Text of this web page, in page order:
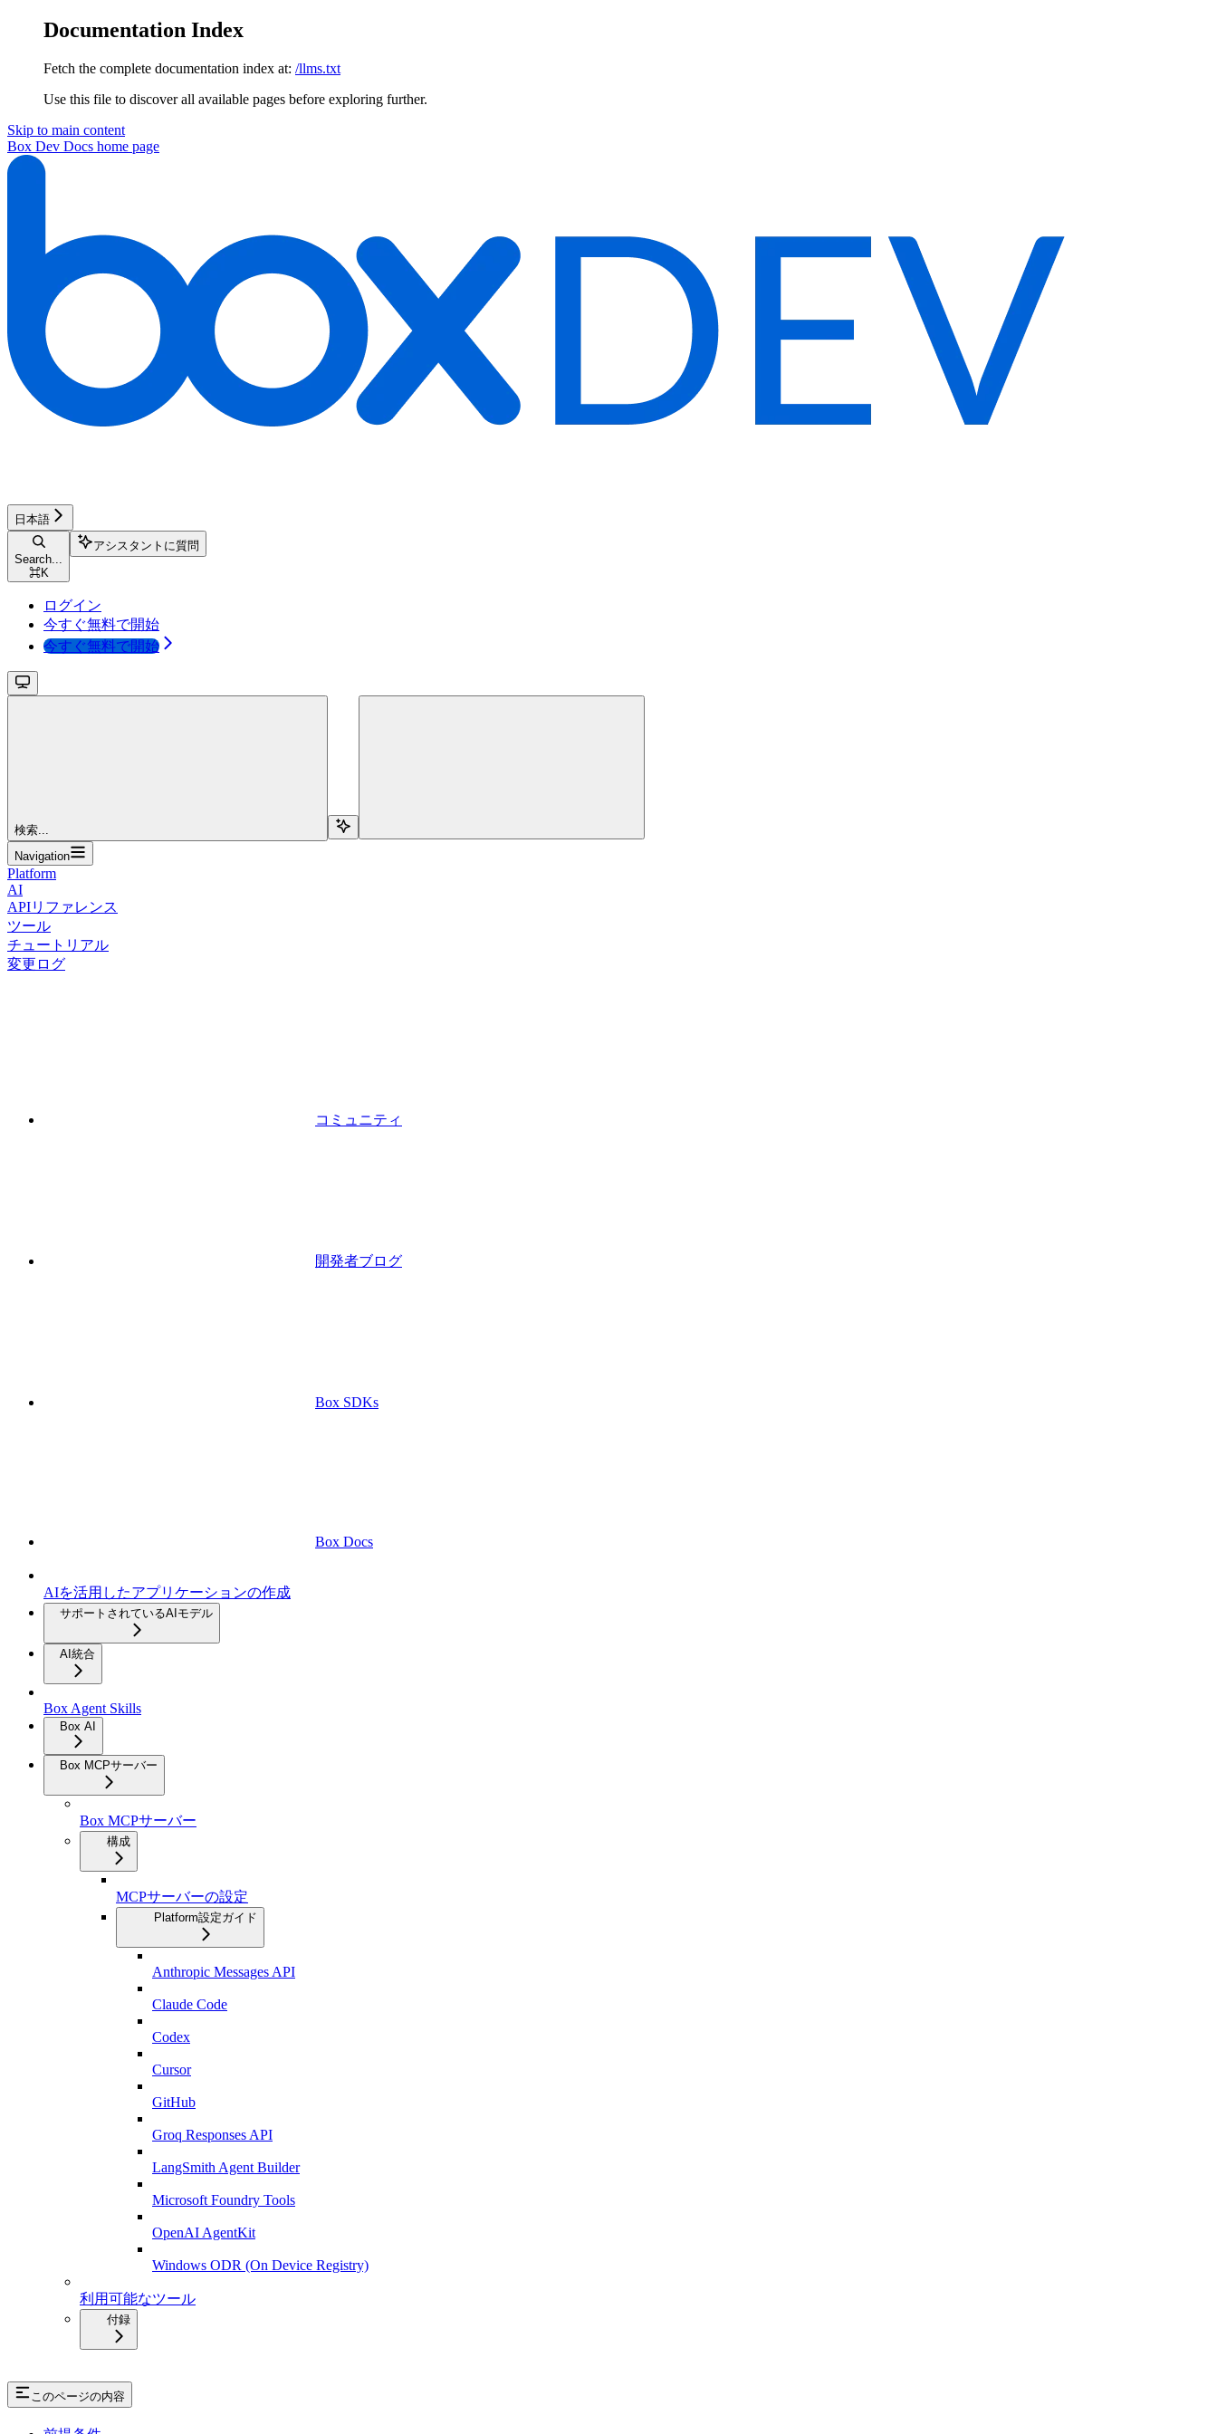
Documentation Index
Fetch the complete documentation index at: /llms.txt
Use this file to discover all available pages before exploring further.
Skip to main content
Box Dev Docs home page
日本語
Search...
⌘K
アシスタントに質問
ログイン
今すぐ無料で開始
今すぐ無料で開始
検索...
Navigation
Platform
AI
APIリファレンス
ツール
チュートリアル
変更ログ
コミュニティ
開発者ブログ
Box SDKs
Box Docs
AIを活用したアプリケーションの作成
サポートされているAIモデル
AI統合
Box Agent Skills
Box AI
Box MCPサーバー
Box MCPサーバー
構成
MCPサーバーの設定
Platform設定ガイド
Anthropic Messages API
Claude Code
Codex
Cursor
GitHub
Groq Responses API
LangSmith Agent Builder
Microsoft Foundry Tools
OpenAI AgentKit
Windows ODR (On Device Registry)
利用可能なツール
付録
このページの内容